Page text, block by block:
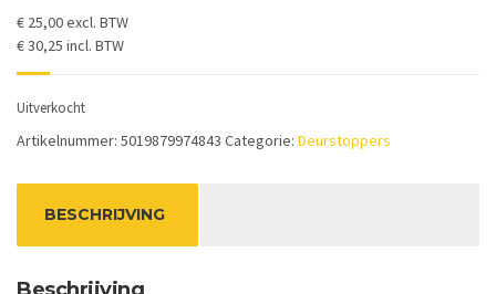
€ 25,00 excl. BTW
€ 30,25 incl. BTW
Uitverkocht
Artikelnummer: 5019879974843 Categorie: Deurstoppers
BESCHRIJVING